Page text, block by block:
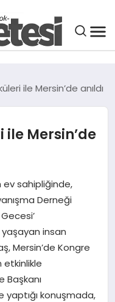
ile Mersin’de anıldı
Mersin’de
ev sahipliğinde,
Derneği
yaşayan insan
Mersin’de Kongre
etkinlikle
Başkanı
konuşmada,